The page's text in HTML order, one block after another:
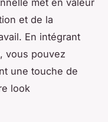
et de la
En intégrant
vous pouvez
une touche de
look